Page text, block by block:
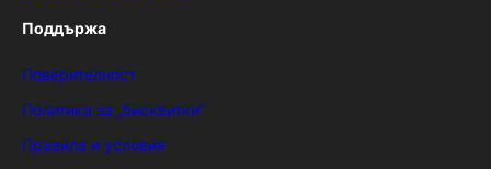
Поддържа
Поверителност
Политика за „бисквитки“
Правила и условия